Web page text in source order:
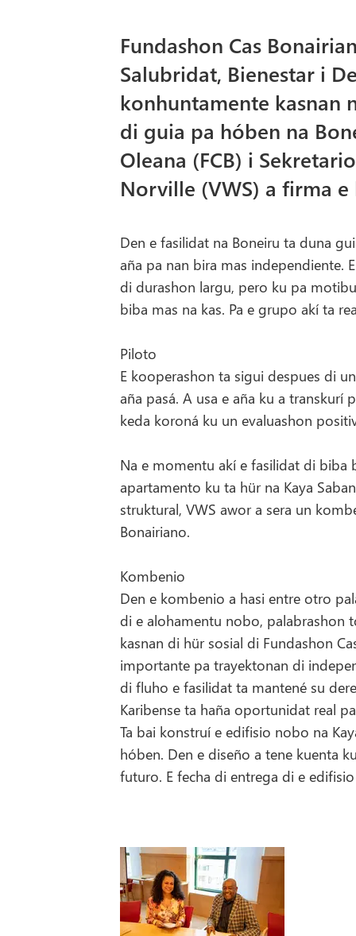
Fundashon Cas
Salubridat, Bienestar i
konhuntamente
di guia pa hóben na
Oleana (FCB) i
Norville (VWS) a firma
Den e fasilidat na Boneiru ta duna
aña pa nan bira mas independiente.
di durashon largu, pero ku pa
biba mas na kas. Pa e grupo akí ta
Piloto
E kooperashon ta sigui despues di
aña pasá. A usa e aña ku a
keda koroná ku un evaluashon
Na e momentu akí e fasilidat di
apartamento ku ta hür na Kaya
struktural, VWS awor a sera un
Bonairiano.
Kombenio
Den e kombenio a hasi entre otro
di e alohamentu nobo, palabrashon
kasnan di hür sosial di Fundashon
importante pa trayektonan di
di fluho e fasilidat ta mantené su
Karibense ta haña oportunidat real
Ta bai konstruí e edifisio nobo na
hóben. Den e diseño a tene kuenta
futuro. E fecha di entrega di e